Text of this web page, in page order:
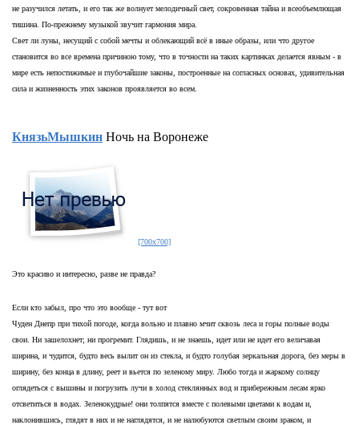
не разучился летать, и его так же волнует мелодичный свет, сокровенная тайна и всеобъемлющая
тишина. По-прежнему музыкой звучит гармония мира.
Свет ли луны, несущий с собой мечты и облекающий всё в иные образы, или что другое
становится во все времена причиною тому, что в точности на таких картинках делается явным - в
мире есть непостижимые и глубочайшие законы, построенные на согласных основах, удивительная
сила и жизненность этих законов проявляется во всем.
КнязьМышкин Ночь на Воронеже
[700x700]
Это красиво и интересно, разве не правда?
Если кто забыл, про что это вообще - тут вот
Чуден Днепр при тихой погоде, когда вольно и плавно мчит сквозь леса и горы полные воды
свои. Ни зашелохнет; ни прогремит. Глядишь, и не знаешь, идет или не идет его величавая
ширина, и чудится, будто весь вылит он из стекла, и будто голубая зеркальная дорога, без меры в
ширину, без конца в длину, реет и вьется по зеленому миру. Любо тогда и жаркому солнцу
оглядеться с вышины и погрузить лучи в холод стеклянных вод и прибережным лесам ярко
отсветиться в водах. Зеленокудрые! они толпятся вместе с полевыми цветами к водам и,
наклонившись, глядят в них и не наглядятся, и не налюбуются светлым своим зраком, и